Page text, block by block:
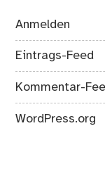
Anmelden
Eintrags-Feed
Kommentar-
WordPress.org